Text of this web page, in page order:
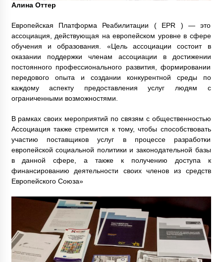
Алина Оттер
Европейская Платформа Реабилитации ( EPR ) — это
ассоциация, действующая на европейском уровне в сфере
обучения и образования. «Цель ассоциации состоит в
оказании поддержки членам ассоциации в достижении
постоянного профессионального развития, формировании
передового опыта и создании конкурентной среды по
каждому аспекту предоставления услуг людям с
ограниченными возможностями.
В рамках своих мероприятий по связям с общественностью
Ассоциация также стремится к тому, чтобы способствовать
участию поставщиков услуг в процессе разработки
европейской социальной политики и законодательной базы
в данной сфере, а также к получению доступа к
финансированию деятельности своих членов из средств
Европейского Союза»